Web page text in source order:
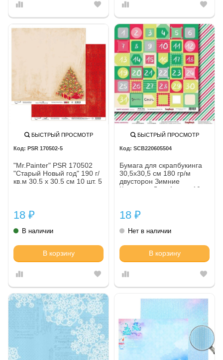
БЫСТРЫЙ ПРОСМОТР
PSR 170502-5
"Mr.Painter" PSR 170502
"Старый Новый год" 190 г/
кв.м 30.5 x 30.5 см 10 шт. 5
18 ₽
В наличии
В корзину
БЫСТРЫЙ ПРОСМОТР
SCB220605504
Бумага для скрапбукинга
30,5х30,5 см 180 гр/м
двусторон Зимние
Каникулы Дни, 1 лист, 10
18 ₽
Нет в наличии
В корзину